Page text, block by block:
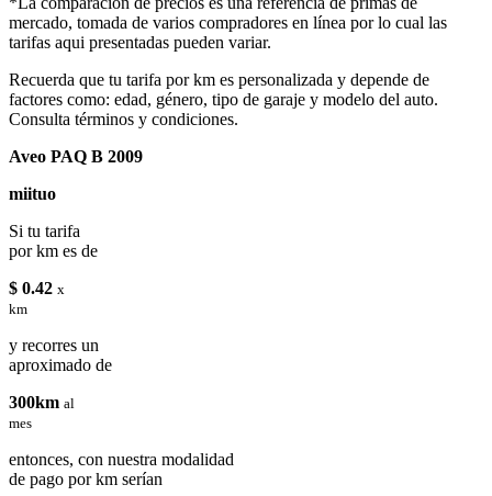
mercado, tomada de varios compradores en línea por lo cual las
tarifas aqui presentadas pueden variar.
Recuerda que tu tarifa por km es personalizada y depende de
factores como: edad, género, tipo de garaje y modelo del auto.
Consulta términos y condiciones.
Aveo PAQ B 2009
miituo
Si tu tarifa
por km es de
$ 0.42 x
km
y recorres un
aproximado de
300km al
mes
entonces, con nuestra modalidad
de pago por km serían